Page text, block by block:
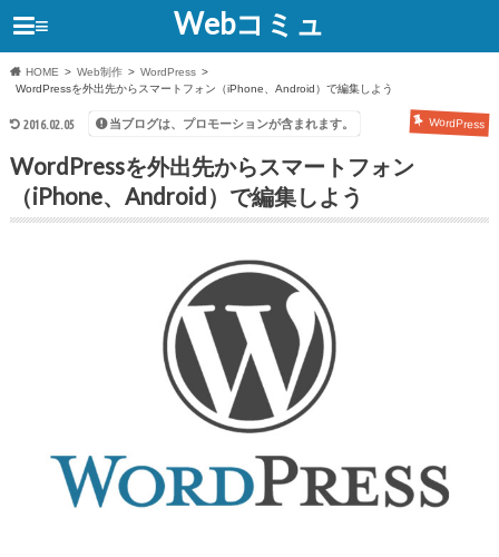
Webコミュ
≡
HOME Web制作
WordPress
WordPressを外出先からスマートフォン（iPhone、Android）で編集しよう
2016.02.05 WordPress
当ブログは、プロモーションが含まれます。
WordPressを外出先からスマートフォン
（iPhone、Android）で編集しよう